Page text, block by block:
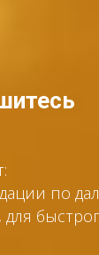
по
для